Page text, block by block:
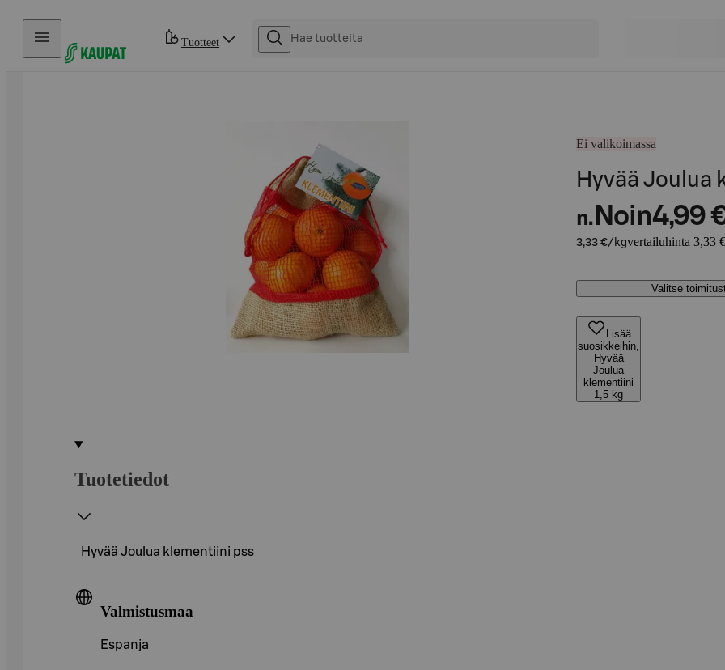
Hyppää sisältöön
Tuotteet
Ei valikoimassa
Hyvää Joulua
n. Noin4,99
3,33 €/kgvertailuhinta 3,33
Valitse
Lisää
suosikkeihin,
Hyvää
Joulua
klementiini
1,5 kg
Tuotetiedot
Hyvää Joulua klementiini pss
Valmistusmaa
Espanja